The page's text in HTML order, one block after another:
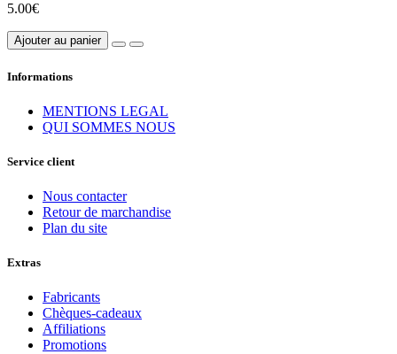
5.00€
Ajouter au panier
Informations
MENTIONS LEGAL
QUI SOMMES NOUS
Service client
Nous contacter
Retour de marchandise
Plan du site
Extras
Fabricants
Chèques-cadeaux
Affiliations
Promotions